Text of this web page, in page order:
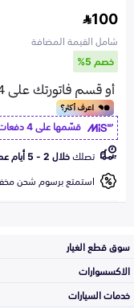
100
شامل القيمة المضافة
خصم 5%
قسّمها على 4 دفعات ابتداء من
تصلكخلال 2 - 5 أيام عمل
استمتع برسوم شحن
سوق قطع الغيار
الاكسسوارات
خدمات السيارات